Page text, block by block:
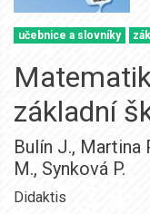
učebnice a slovníky
základní
Bulín J., Martina
M., Synková P.
Didaktis